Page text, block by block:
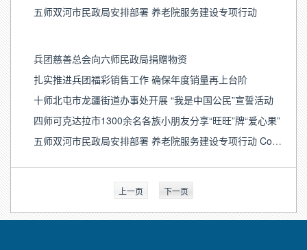
五师双河市民政局安排部署 养老院服务建设专项行动
兵团慈善总会向六师民政局捐赠物资
扎实推进兵团福彩销售工作 确保年度销量再上台阶
十师北屯市龙疆街道办事处开展 “我是中国公民”宣誓活动
四师可克达拉市1300余名各族小朋友分享“旺旺”牌“爱心果”
五师双河市民政局安排部署 养老院服务建设专项行动 Copy1
上一页 下一页